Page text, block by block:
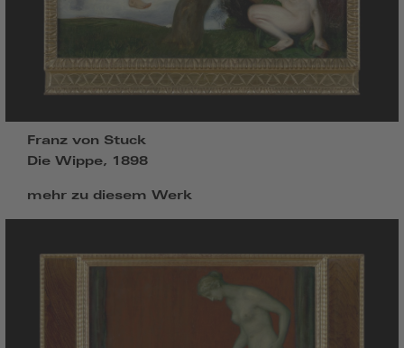
Franz von Stuck
Die Wippe, 1898
mehr zu diesem Werk